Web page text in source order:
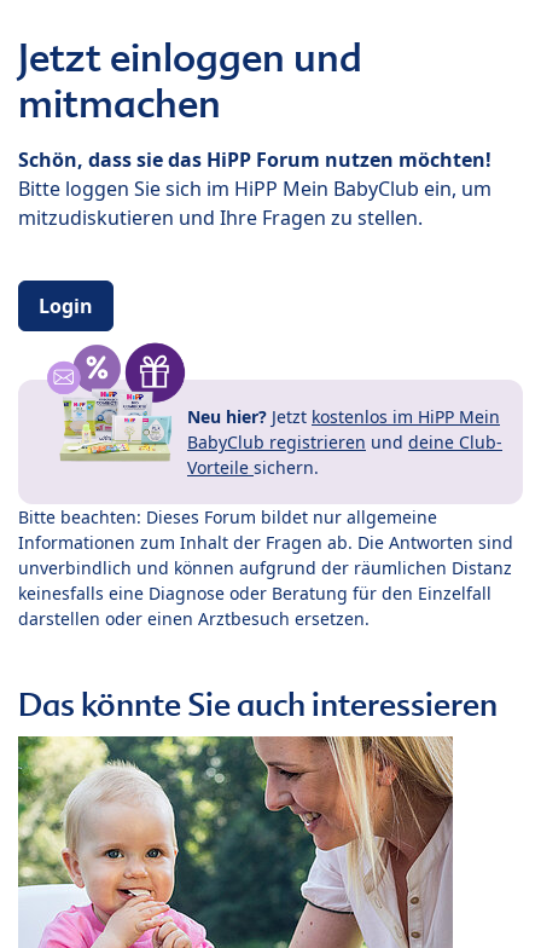
Jetzt einloggen und
mitmachen
Schön, dass sie das HiPP Forum nutzen möchten!
Bitte loggen Sie sich im HiPP Mein BabyClub ein, um
mitzudiskutieren und Ihre Fragen zu stellen.
Login
Neu hier? Jetzt kostenlos im HiPP Mein
BabyClub registrieren und deine Club-
Vorteile sichern.
Bitte beachten: Dieses Forum bildet nur allgemeine
Informationen zum Inhalt der Fragen ab. Die Antworten sind
unverbindlich und können aufgrund der räumlichen Distanz
keinesfalls eine Diagnose oder Beratung für den Einzelfall
darstellen oder einen Arztbesuch ersetzen.
Das könnte Sie auch interessieren